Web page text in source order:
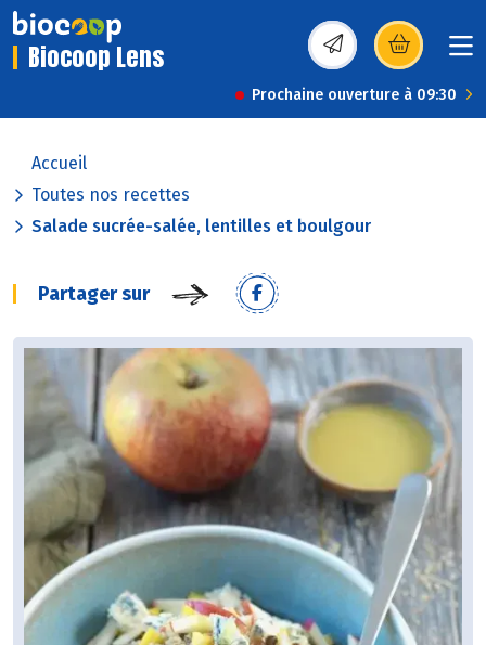
Biocoop Lens (s’ouvre dans une
Prochaine ouverture à 09:30
Accueil
Toutes nos recettes
Salade sucrée-salée, lentilles et boulgour
Partager sur